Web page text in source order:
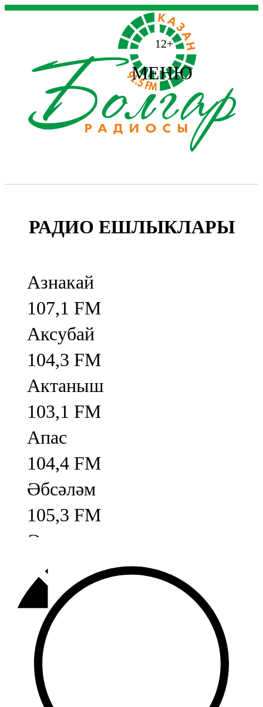
12+
МЕНЮ
РАДИО ЕШЛЫКЛАРЫ
Азнакай
107,1 FM
Аксубай
104,3 FM
Актаныш
103,1 FM
Апас
104,4 FM
Әбсәләм
105,3 FM
Әлмәт
92,9 FM
Базарлы матак
107,1 FM
Балык бистәсе
104,9 FM
Баулы